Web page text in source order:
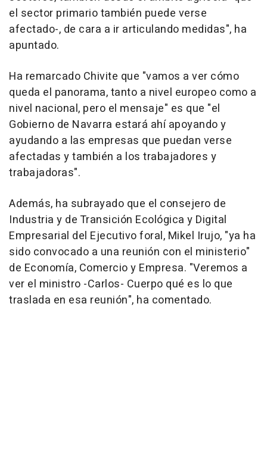
el sector primario también puede verse
afectado-, de cara a ir articulando medidas", ha
apuntado.
Ha remarcado Chivite que "vamos a ver cómo
queda el panorama, tanto a nivel europeo como a
nivel nacional, pero el mensaje" es que "el
Gobierno de Navarra estará ahí apoyando y
ayudando a las empresas que puedan verse
afectadas y también a los trabajadores y
trabajadoras".
Además, ha subrayado que el consejero de
Industria y de Transición Ecológica y Digital
Empresarial del Ejecutivo foral, Mikel Irujo, "ya ha
sido convocado a una reunión con el ministerio"
de Economía, Comercio y Empresa. "Veremos a
ver el ministro -Carlos- Cuerpo qué es lo que
traslada en esa reunión", ha comentado.